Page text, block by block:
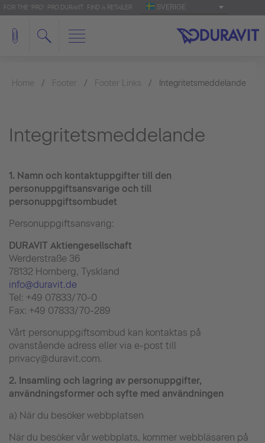
FOR THE 'PRO': PRO.DURAVIT FIND A RETAILER SVERIGE
Home Footer Footer Links Integritetsmeddelande
Integritetsmeddelande
1. Namn och kontaktuppgifter till den
personuppgiftsansvarige och till
personuppgiftsombudet
Personuppgiftsansvarig:
DURAVIT Aktiengesellschaft
Werderstraße 36
78132 Hornberg, Tyskland
info@duravit.de
Tel: +49 07833/70-0
Fax: +49 07833/70-289
Vårt personuppgiftsombud kan kontaktas på
ovanstående adress eller via e-post till
privacy@duravit.com.
2. Insamling och lagring av personuppgifter,
användningsformer och syfte med användningen
a) När du besöker webbplatsen
När du besöker vår webbplats, kommer webbläsaren på